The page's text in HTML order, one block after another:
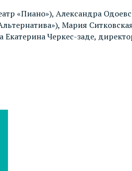
«Пиано»), Александра
Мария
Екатерина Черкес-заде,